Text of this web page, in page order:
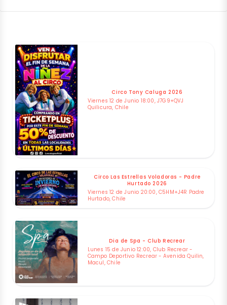
Circo Tony Caluga 2026
Viernes 12 de Junio 18:00, J7G9+QVJ
Quilicura, Chile
Circo Las Estrellas Voladoras - Padre
Hurtado 2026
Viernes 12 de Junio 20:00, C5HM+J4R Padre
Hurtado, Chile
Dia de Spa - Club Recrear
Lunes 15 de Junio 12:00, Club Recrear -
Campo Deportivo Recrear - Avenida Quilin,
Macul, Chile